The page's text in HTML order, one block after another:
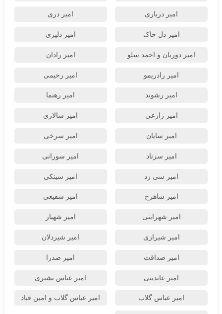
امیر درباری امیر دری
امیر دل خاک امیر دلیری
امیر دوربان و احمد سلو امیر رادان
امیر رادریمو امیر رحیمی
امیر رشوند امیر رهنما
امیر زارعی امیر سالاری
امیر سایان امیر سرخی
امیر سرناد امیر سورانی
امیر سی زد امیر سینکی
امیر شاهرخ امیر شفیعی
امیر شهراینی امیر شهیار
امیر شیرازی امیر شیردلان
امیر صداقت امیر صدرا
امیر عابدینی امیر عباس بشیری
امیر عباس گلاب امیر عباس گلاب و امین قباد